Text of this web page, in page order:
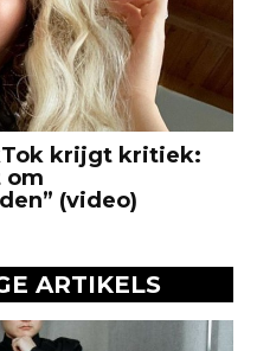
krijgt kritiek:
om
(video)
ARTIKELS